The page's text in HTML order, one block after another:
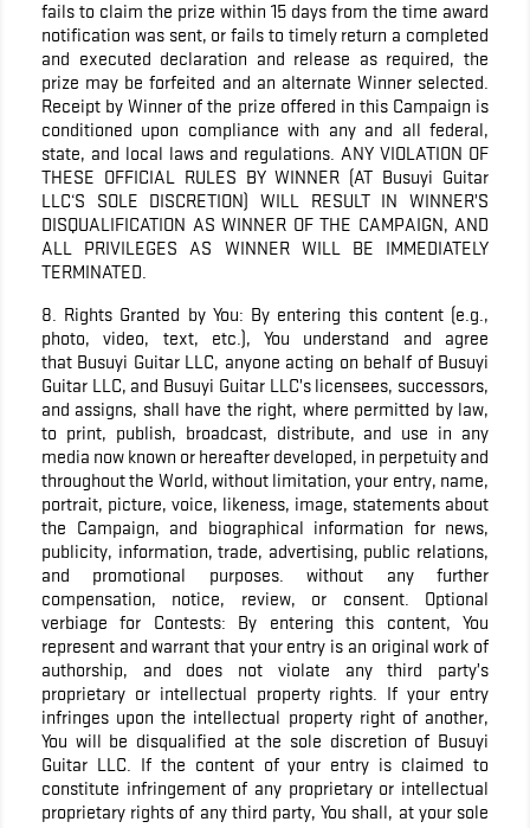
fails to claim the prize within 15 days from the time award
notification was sent, or fails to timely return a completed
and executed declaration and release as required, the
prize may be forfeited and an alternate Winner selected.
Receipt by Winner of the prize offered in this Campaign is
conditioned upon compliance with any and all federal,
state, and local laws and regulations. ANY VIOLATION OF
THESE OFFICIAL RULES BY WINNER (AT Busuyi Guitar
LLC‘S SOLE DISCRETION) WILL RESULT IN WINNER’S
DISQUALIFICATION AS WINNER OF THE CAMPAIGN, AND
ALL PRIVILEGES AS WINNER WILL BE IMMEDIATELY
TERMINATED.
8. Rights Granted by You: By entering this content (e.g.,
photo, video, text, etc.), You understand and agree
that Busuyi Guitar LLC, anyone acting on behalf of Busuyi
Guitar LLC, and Busuyi Guitar LLC’s licensees, successors,
and assigns, shall have the right, where permitted by law,
to print, publish, broadcast, distribute, and use in any
media now known or hereafter developed, in perpetuity and
throughout the World, without limitation, your entry, name,
portrait, picture, voice, likeness, image, statements about
the Campaign, and biographical information for news,
publicity, information, trade, advertising, public relations,
and promotional purposes. without any further
compensation, notice, review, or consent. Optional
verbiage for Contests: By entering this content, You
represent and warrant that your entry is an original work of
authorship, and does not violate any third party’s
proprietary or intellectual property rights. If your entry
infringes upon the intellectual property right of another,
You will be disqualified at the sole discretion of Busuyi
Guitar LLC. If the content of your entry is claimed to
constitute infringement of any proprietary or intellectual
proprietary rights of any third party, You shall, at your sole